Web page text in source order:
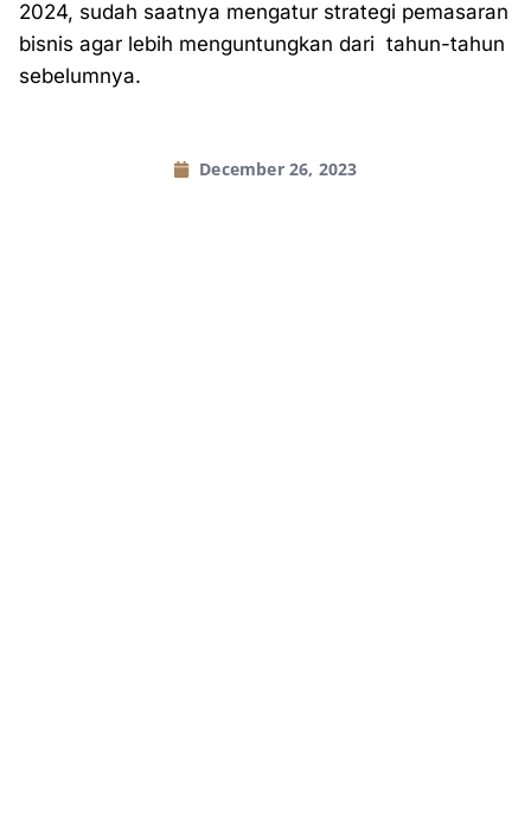
2024, sudah saatnya mengatur strategi pemasaran
bisnis agar lebih menguntungkan dari tahun-tahun
sebelumnya.
December 26, 2023